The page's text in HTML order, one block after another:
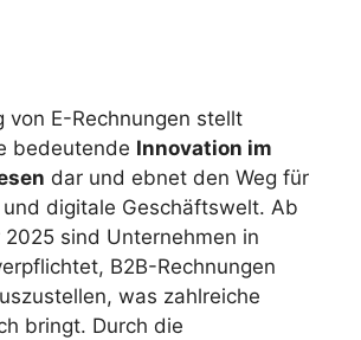
von E-Rechnungen stellt
bedeutende Innovation im
dar und ebnet den Weg für
digitale Geschäftswelt. Ab
2025 sind Unternehmen in
B2B-Rechnungen
was zahlreiche
bringt. Durch die